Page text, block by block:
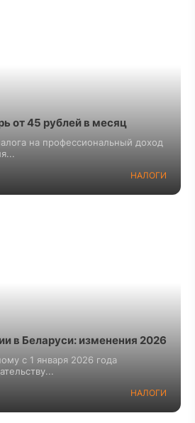
от 45 рублей в месяц
на профессиональный доход
НАЛОГИ
в Беларуси: изменения 2026
с 1 января 2026 года
НАЛОГИ